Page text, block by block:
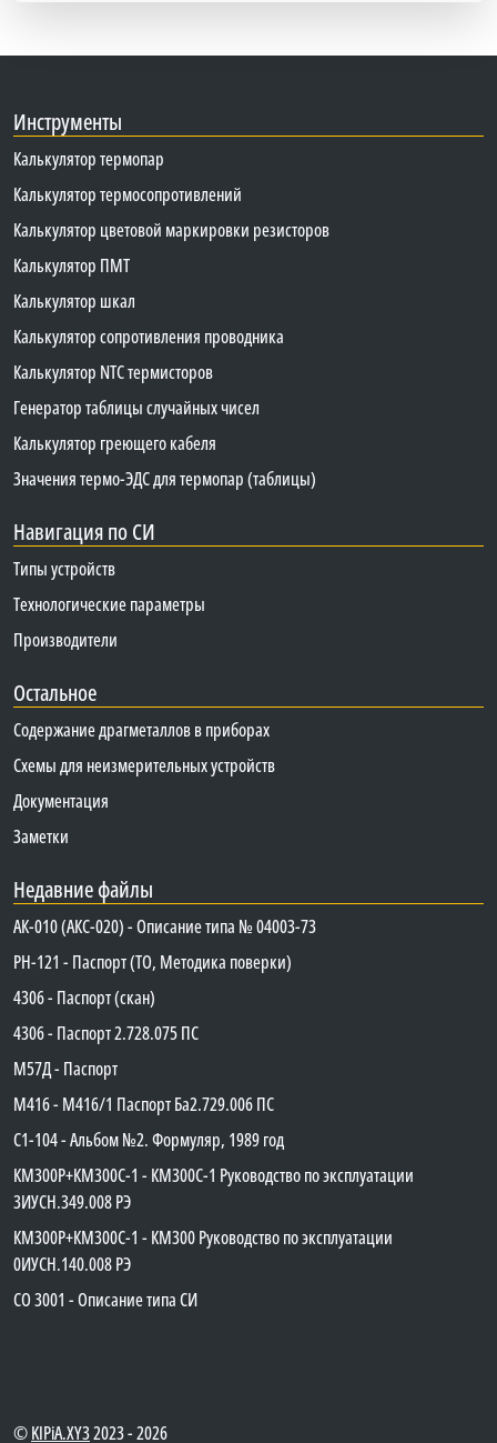
Инструменты
Калькулятор термопар
Калькулятор термосопротивлений
Калькулятор цветовой маркировки резисторов
Калькулятор ПМТ
Калькулятор шкал
Калькулятор сопротивления проводника
Калькулятор NTC термисторов
Генератор таблицы случайных чисел
Калькулятор греющего кабеля
Значения термо-ЭДС для термопар (таблицы)
Навигация по СИ
Типы устройств
Технологические параметры
Производители
Остальное
Содержание драгметаллов в приборах
Схемы для неизмерительных устройств
Документация
Заметки
Недавние файлы
АК-010 (АКС-020) - Описание типа № 04003-73
PH-121 - Паспорт (ТО, Методика поверки)
4306 - Паспорт (скан)
4306 - Паспорт 2.728.075 ПС
М57Д - Паспорт
М416 - М416/1 Паспорт Ба2.729.006 ПС
C1-104 - Альбом №2. Формуляр, 1989 год
КМ300Р+КМ300С-1 - КМ300C-1 Руководство по эксплуатации
3ИУСН.349.008 РЭ
КМ300Р+КМ300С-1 - КМ300 Руководство по эксплуатации
0ИУСН.140.008 РЭ
СО 3001 - Описание типа СИ
©KIPiA.XY32023 - 2026